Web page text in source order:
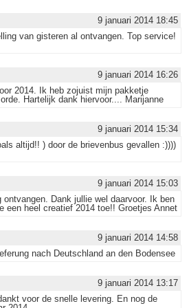
9 januari 2014 18:45
van gisteren al ontvangen. Top service!
9 januari 2014 16:26
2014. Ik heb zojuist mijn pakketje
Hartelijk dank hiervoor.... Marijanne
9 januari 2014 15:34
altijd!! ) door de brievenbus gevallen :))))
9 januari 2014 15:03
Dank jullie wel daarvoor. Ik ben
een heel creatief 2014 toe!! Groetjes Annet
9 januari 2014 14:58
nach Deutschland an den Bodensee
9 januari 2014 13:17
voor de snelle levering. En nog de